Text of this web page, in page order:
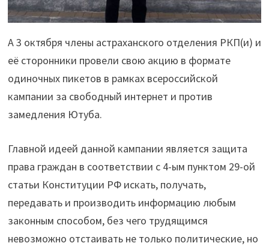
А 3 октября члены астраханского отделения РКП(и) и
её сторонники провели свою акцию в формате
одиночных пикетов в рамках всероссийской
кампании за свободный интернет и против
замедления Ютуба.
Главной идеей данной кампании является защита
права граждан в соответствии с 4-ым пунктом 29-ой
статьи Конституции РФ искать, получать,
передавать и производить информацию любым
законным способом, без чего трудящимся
невозможно отстаивать не только политические, но